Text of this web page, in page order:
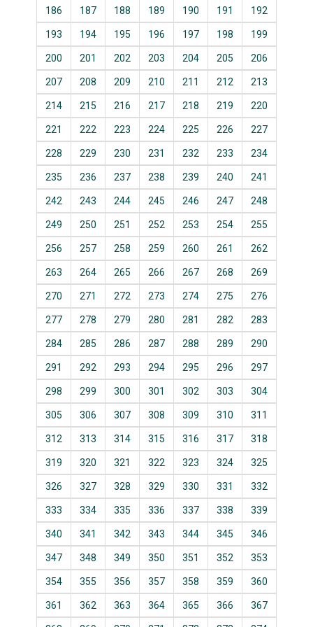
186 187 188 189 190 191 192
193 194 195 196 197 198 199
200 201 202 203 204 205 206
207 208 209 210 211 212 213
214 215 216 217 218 219 220
221 222 223 224 225 226 227
228 229 230 231 232 233 234
235 236 237 238 239 240 241
242 243 244 245 246 247 248
249 250 251 252 253 254 255
256 257 258 259 260 261 262
263 264 265 266 267 268 269
270 271 272 273 274 275 276
277 278 279 280 281 282 283
284 285 286 287 288 289 290
291 292 293 294 295 296 297
298 299 300 301 302 303 304
305 306 307 308 309 310 311
312 313 314 315 316 317 318
319 320 321 322 323 324 325
326 327 328 329 330 331 332
333 334 335 336 337 338 339
340 341 342 343 344 345 346
347 348 349 350 351 352 353
354 355 356 357 358 359 360
361 362 363 364 365 366 367